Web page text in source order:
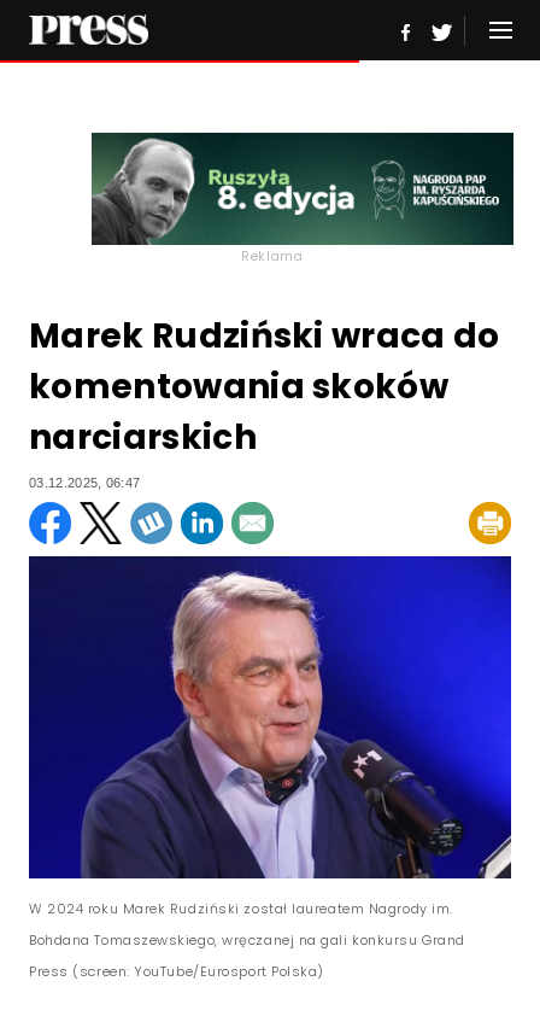
Reklama
Marek Rudziński wraca do
komentowania skoków
narciarskich
03.12.2025, 06:47
W 2024 roku Marek Rudziński został laureatem Nagrody im.
Bohdana Tomaszewskiego, wręczanej na gali konkursu Grand
Press (screen: YouTube/Eurosport Polska)